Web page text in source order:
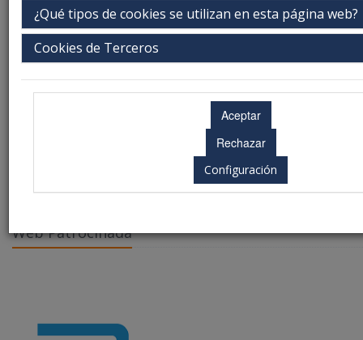
¿Qué tipos de cookies se utilizan en esta página web?
Cookies de Terceros
Configuración
Warning: Undefined array key "subSeccion" in
/var/www/vhosts/gehep2026.org/httpdocs/subMenus/alojamiento.php
on line19
Warning: Undefined array key "subSeccion" in
/var/www/vhosts/gehep2026.org/httpdocs/subMenus/alojamiento.php
Boletín reservas (PDF)
Web Patrocinada